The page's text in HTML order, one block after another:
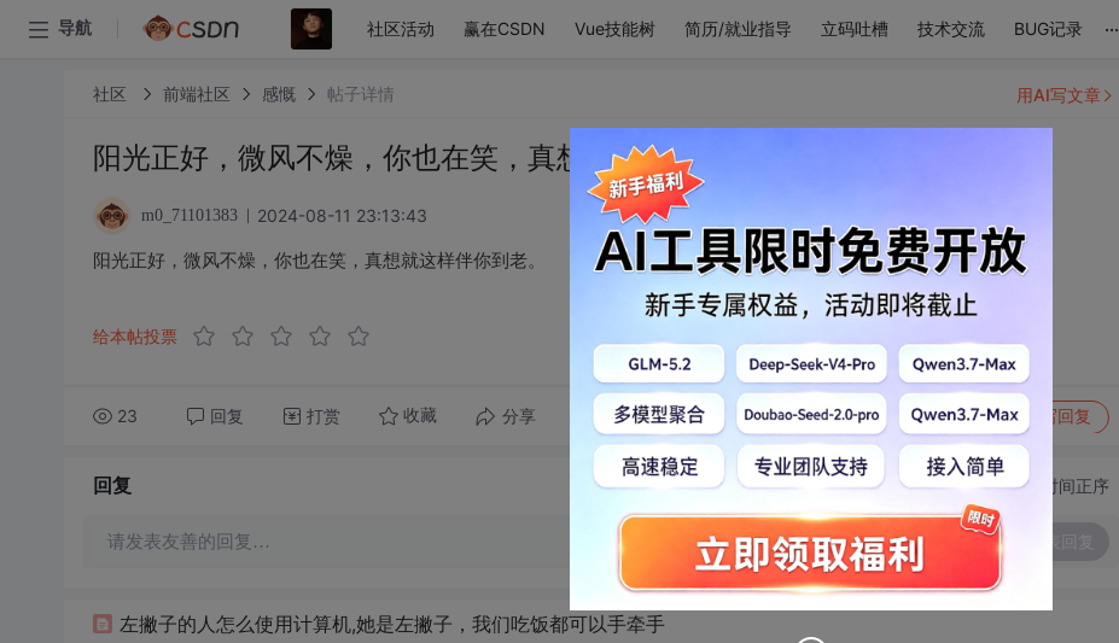
导航 社区活动 赢在CSDN Vue技能树 简历/就业指导 立码吐槽 技术交流 BUG记录 ...
社区 前端社区 感慨 帖子详情
阳光正好，微风不燥，你也在笑，真想就这样伴你到老。
m0_71101383 2024-08-11 23:13:43
阳光正好，微风不燥，你也在笑，真想就这样伴你到老。
给本帖投票
23 回复 打赏 收藏 分享 转发到动态 举报 写回复
用AI写文章
回复 切换为时间正序
请发表友善的回复…
左撇子的人怎么使用计算机,她是左撇子，我们吃饭都可以手牵手